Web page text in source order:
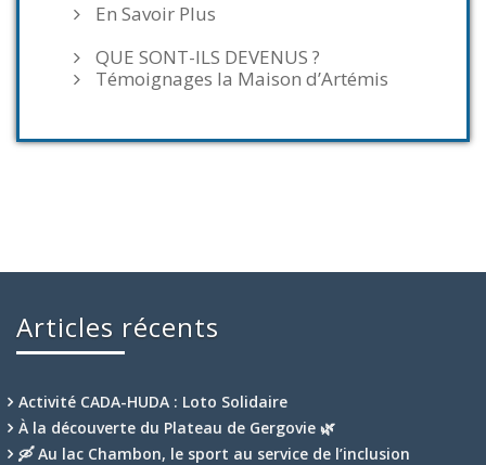
En Savoir Plus
QUE SONT-ILS DEVENUS ?
Témoignages la Maison d’Artémis
Articles récents
Activité CADA-HUDA : Loto Solidaire
À la découverte du Plateau de Gergovie 🌿
🛶 Au lac Chambon, le sport au service de l’inclusion